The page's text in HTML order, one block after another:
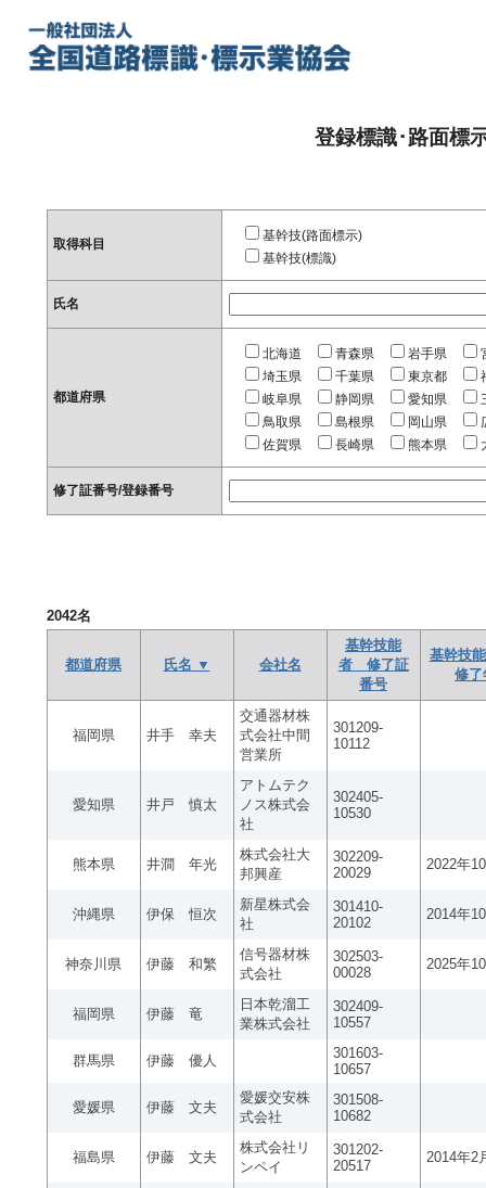
登録標識･路面標
取得科目
基幹技(路面標示)
基幹技(標識)
氏名
都道府県
北海道 青森県 岩手県
埼玉県
千葉県 東京都
岐阜県
静岡県 愛知県
鳥取県
島根県 岡山県
佐賀県
長崎県 熊本県
修了証番号/登録番号
2042名
都道府県 氏名 ▼ 会社名
基幹技能
者 修了証
番号
基幹技
修了
福岡県 井手 幸夫
交通器材株
式会社中間
営業所
301209-
10112
愛知県 井戸 慎太
アトムテク
ノス株式会
社
302405-
10530
熊本県 井澗 年光
株式会社大
邦興産
302209-
20029
2022年
沖縄県 伊保 恒次
新星株式会
社
301410-
20102
2014年
神奈川県 伊藤 和繁
信号器材株
式会社
302503-
00028
2025年
福岡県 伊藤 竜
日本乾溜工
業株式会社
302409-
10557
群馬県 伊藤 優人
301603-
10657
愛媛県 伊藤 文夫
愛媛交安株
式会社
301508-
10682
福島県 伊藤 文夫
株式会社リ
ンペイ
301202-
20517
2014年2